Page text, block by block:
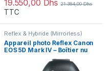
19.550,00 Dhs 21.384,00Dhs
TTC
Reflex & Hybride (Mirrorless)
Appareil photo Reflex Canon
EOS 5D Mark IV – Boîtier nu